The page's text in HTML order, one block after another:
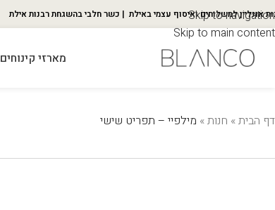
Skip to navigation
Skip to main content
אונליין למשלוחים ואיסוף עצמי באילת | כשר חלבי בהשגחת רבנות אילת
מארזי קינוחים
דף הבית» חנות» מילפיי – תפריט שישי